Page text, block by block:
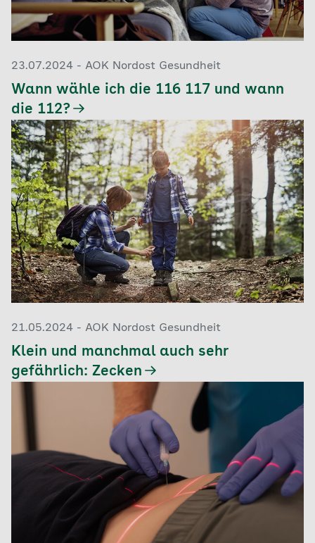
23.07.2024 - AOK Nordost Gesundheit
Wann wähle ich die 116 117 und wann
die 112?
21.05.2024 - AOK Nordost Gesundheit
Klein und manchmal auch sehr
gefährlich: Zecken